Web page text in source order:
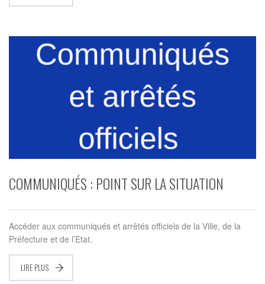
COMMUNIQUÉS : POINT SUR LA SITUATION
Accéder aux communiqués et arrêtés officiels de la Ville, de la
Préfecture et de l’Etat.
LIRE PLUS